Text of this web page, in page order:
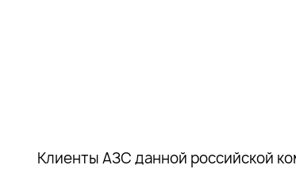
Клиенты АЗС данной российской